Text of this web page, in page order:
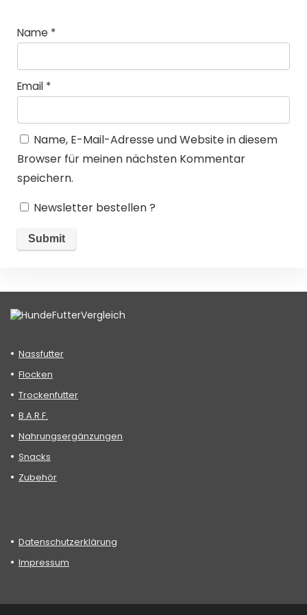
Name *
Email *
Name, E-Mail-Adresse und Website in diesem
Browser für meinen nächsten Kommentar
speichern.
Newsletter bestellen ?
Nassfutter
Flocken
Trockenfutter
B.A.R.F.
Nahrungsergänzungen
Snacks
Zubehör
Datenschutzerklärung
Impressum